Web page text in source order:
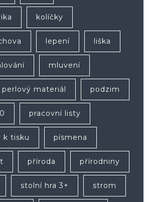
kolíčky
lepení liška
mluvení
perlový materiál podzim
pracovní listy
k tisku písmena
příroda přírodniny
stolní hra 3+ strom